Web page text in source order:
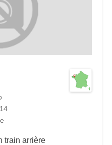
train arrière